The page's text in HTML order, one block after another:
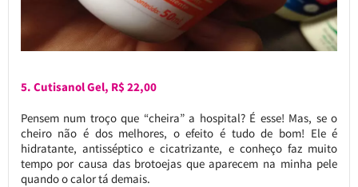
5. Cutisanol Gel, R$ 22,00
Pensem num troço que “cheira” a hospital? É esse! Mas, se o
cheiro não é dos melhores, o efeito é tudo de bom! Ele é
hidratante, antisséptico e cicatrizante, e conheço faz muito
tempo por causa das brotoejas que aparecem na minha pele
quando o calor tá demais.